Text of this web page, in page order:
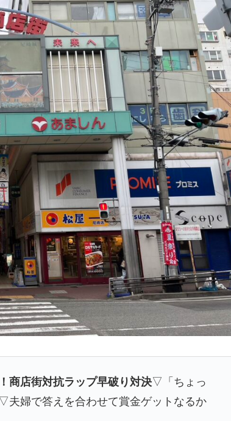
商店街対抗ラップ早破り対決▽「ちょっ
夫婦で答えを合わせて賞金ゲットなるか